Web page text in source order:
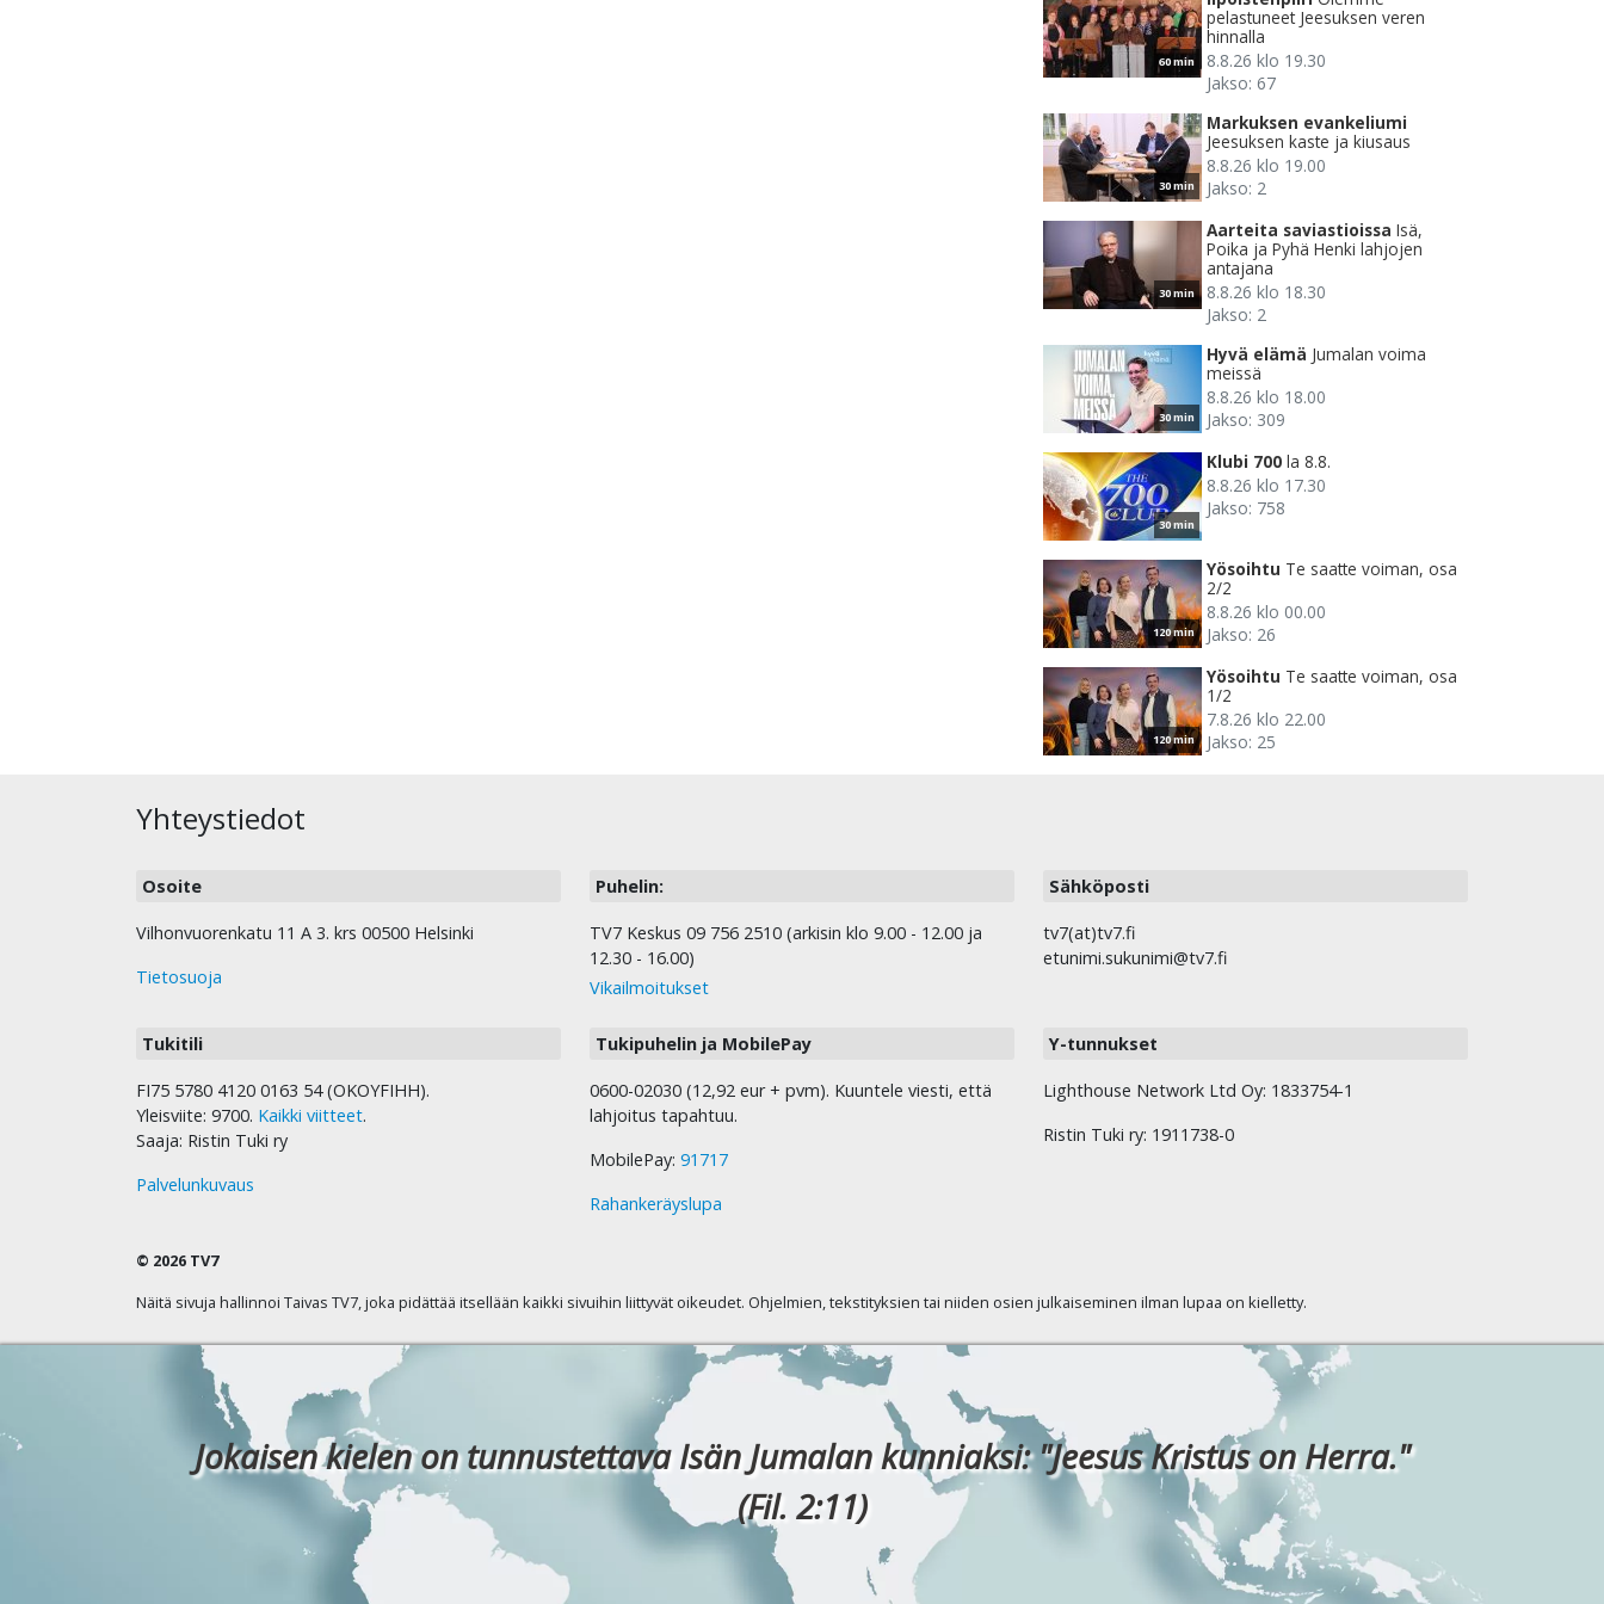
60 min
pelastuneet Jeesuksen veren
hinnalla
8.8.26 klo 19.30
Jakso: 67
30 min
Markuksen evankeliumi
Jeesuksen kaste ja kiusaus
8.8.26 klo 19.00
Jakso: 2
30 min
Aarteita saviastioissa Isä,
Poika ja Pyhä Henki lahjojen
antajana
8.8.26 klo 18.30
Jakso: 2
30 min
Hyvä elämä Jumalan voima
meissä
8.8.26 klo 18.00
Jakso: 309
30 min
Klubi 700 la 8.8.
8.8.26 klo 17.30
Jakso: 758
120 min
Yösoihtu Te saatte voiman, osa
2/2
8.8.26 klo 00.00
Jakso: 26
120 min
Yösoihtu Te saatte voiman, osa
1/2
7.8.26 klo 22.00
Jakso: 25
Yhteystiedot
Osoite
Vilhonvuorenkatu 11 A 3. krs 00500 Helsinki
Tietosuoja
Puhelin:
TV7 Keskus 09 756 2510 (arkisin klo 9.00 - 12.00 ja
12.30 - 16.00)
Vikailmoitukset
Sähköposti
tv7(at)tv7.fi
etunimi.sukunimi@tv7.fi
Tukitili
FI75 5780 4120 0163 54 (OKOYFIHH).
Yleisviite: 9700. Kaikki viitteet.
Saaja: Ristin Tuki ry
Palvelunkuvaus
Tukipuhelin ja MobilePay
0600-02030 (12,92 eur + pvm). Kuuntele viesti, että
lahjoitus tapahtuu.
MobilePay: 91717
Rahankeräyslupa
Y-tunnukset
Lighthouse Network Ltd Oy: 1833754-1
Ristin Tuki ry: 1911738-0
© 2026 TV7
Näitä sivuja hallinnoi Taivas TV7, joka pidättää itsellään kaikki sivuihin liittyvät oikeudet. Ohjelmien, tekstityksien tai niiden osien julkaiseminen ilman lupaa on kielletty.
Jokaisen kielen on tunnustettava Isän Jumalan kunniaksi: "Jeesus Kristus on Herra."
(Fil. 2:11)